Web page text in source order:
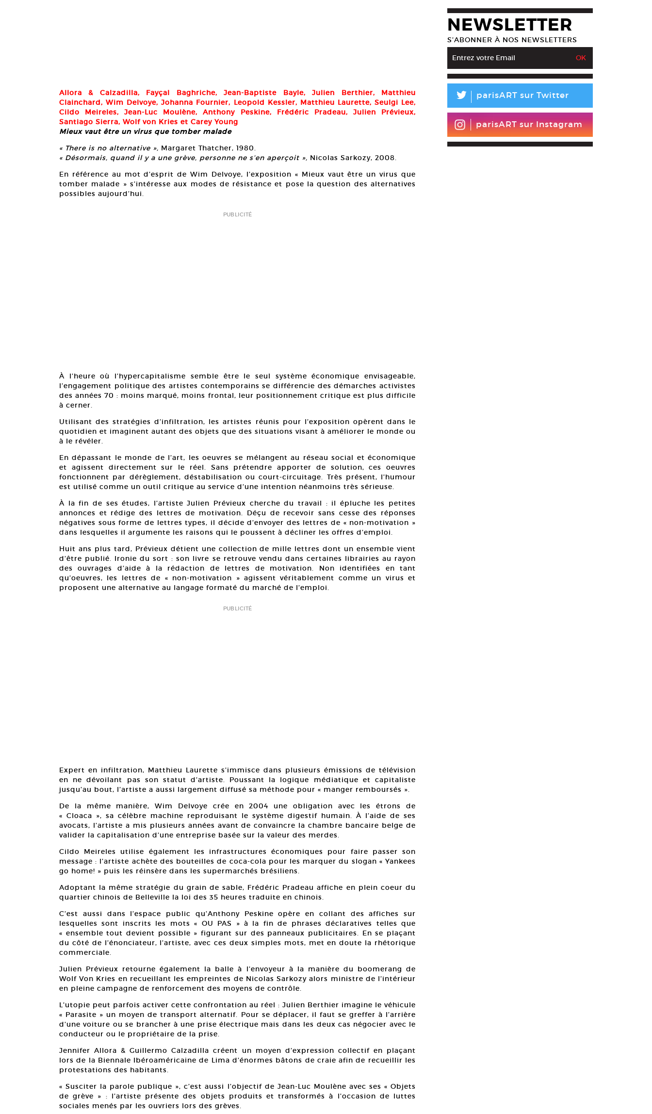
Allora & Calzadilla, Fayçal Baghriche, Jean-Baptiste Bayle, Julien Berthier, Matthieu
Clainchard, Wim Delvoye, Johanna Fournier, Leopold Kessler, Matthieu Laurette, Seulgi Lee,
Cildo Meireles, Jean-Luc Moulène, Anthony Peskine, Frédéric Pradeau, Julien Prévieux,
Santiago Sierra, Wolf von Kries et Carey Young
Mieux vaut être un virus que tomber malade
« There is no alternative », Margaret Thatcher, 1980.
« Désormais, quand il y a une grève, personne ne s’en aperçoit », Nicolas Sarkozy, 2008.
En référence au mot d’esprit de Wim Delvoye, l’exposition « Mieux vaut être un virus que
tomber malade » s’intéresse aux modes de résistance et pose la question des alternatives
possibles aujourd’hui.
PUBLICITÉ
À l’heure où l’hypercapitalisme semble être le seul système économique envisageable,
l’engagement politique des artistes contemporains se différencie des démarches activistes
des années 70 : moins marqué, moins frontal, leur positionnement critique est plus difficile
à cerner.
Utilisant des stratégies d’infiltration, les artistes réunis pour l’exposition opèrent dans le
quotidien et imaginent autant des objets que des situations visant à améliorer le monde ou
à le révéler.
En dépassant le monde de l’art, les oeuvres se mélangent au réseau social et économique
et agissent directement sur le réel. Sans prétendre apporter de solution, ces oeuvres
fonctionnent par dérèglement, déstabilisation ou court-circuitage. Très présent, l’humour
est utilisé comme un outil critique au service d’une intention néanmoins très sérieuse.
À la fin de ses études, l’artiste Julien Prévieux cherche du travail : il épluche les petites
annonces et rédige des lettres de motivation. Déçu de recevoir sans cesse des réponses
négatives sous forme de lettres types, il décide d’envoyer des lettres de « non-motivation »
dans lesquelles il argumente les raisons qui le poussent à décliner les offres d’emploi.
Huit ans plus tard, Prévieux détient une collection de mille lettres dont un ensemble vient
d’être publié. Ironie du sort : son livre se retrouve vendu dans certaines librairies au rayon
des ouvrages d’aide à la rédaction de lettres de motivation. Non identifiées en tant
qu’oeuvres, les lettres de « non-motivation » agissent véritablement comme un virus et
proposent une alternative au langage formaté du marché de l’emploi.
PUBLICITÉ
Expert en infiltration, Matthieu Laurette s’immisce dans plusieurs émissions de télévision
en ne dévoilant pas son statut d’artiste. Poussant la logique médiatique et capitaliste
jusqu’au bout, l’artiste a aussi largement diffusé sa méthode pour « manger remboursés ».
De la même manière, Wim Delvoye crée en 2004 une obligation avec les étrons de
« Cloaca », sa célèbre machine reproduisant le système digestif humain. À l’aide de ses
avocats, l’artiste a mis plusieurs années avant de convaincre la chambre bancaire belge de
valider la capitalisation d’une entreprise basée sur la valeur des merdes.
Cildo Meireles utilise également les infrastructures économiques pour faire passer son
message : l’artiste achète des bouteilles de coca-cola pour les marquer du slogan « Yankees
go home! » puis les réinsère dans les supermarchés brésiliens.
Adoptant la même stratégie du grain de sable, Frédéric Pradeau affiche en plein coeur du
quartier chinois de Belleville la loi des 35 heures traduite en chinois.
C’est aussi dans l’espace public qu’Anthony Peskine opère en collant des affiches sur
lesquelles sont inscrits les mots « OU PAS » à la fin de phrases déclaratives telles que
« ensemble tout devient possible » figurant sur des panneaux publicitaires. En se plaçant
du côté de l’énonciateur, l’artiste, avec ces deux simples mots, met en doute la rhétorique
commerciale.
Julien Prévieux retourne également la balle à l’envoyeur à la manière du boomerang de
Wolf Von Kries en recueillant les empreintes de Nicolas Sarkozy alors ministre de l’intérieur
en pleine campagne de renforcement des moyens de contrôle.
L’utopie peut parfois activer cette confrontation au réel : Julien Berthier imagine le véhicule
« Parasite » un moyen de transport alternatif. Pour se déplacer, il faut se greffer à l’arrière
d’une voiture ou se brancher à une prise électrique mais dans les deux cas négocier avec le
conducteur ou le propriétaire de la prise.
Jennifer Allora & Guillermo Calzadilla créent un moyen d’expression collectif en plaçant
lors de la Biennale Ibéroaméricaine de Lima d’énormes bâtons de craie afin de recueillir les
protestations des habitants.
« Susciter la parole publique », c’est aussi l’objectif de Jean-Luc Moulène avec ses « Objets
de grève » : l’artiste présente des objets produits et transformés à l’occasion de luttes
sociales menés par les ouvriers lors des grèves.
NEWSLETTER
S’ABONNER À NOS NEWSLETTERS
L parisART sur Twitter
parisART sur Instagram